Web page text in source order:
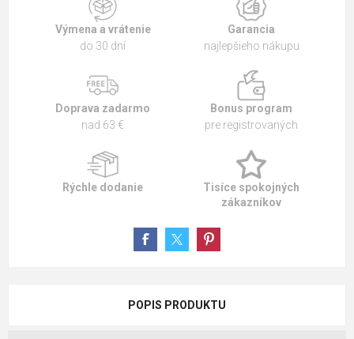
Výmena a vrátenie
do 30 dní
Garancia
najlepšieho nákupu
Doprava zadarmo
nad 63 €
Bonus program
pre registrovaných
Rýchle dodanie
Tisíce spokojných
zákazníkov
POPIS PRODUKTU